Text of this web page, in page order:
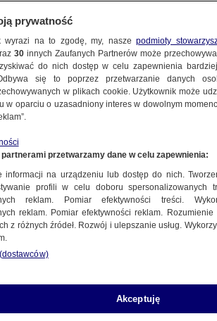
walki z dżihadystami
dodatkowych 600 żołnierzy w
weźmie udział w operacji
dżihadystycznym
prywatność
wyrazi na to zgodę, my, naszepodmioty
30 innych Zaufanych Partnerów może
do nich dostęp w celu zapewnienia
się to poprzez przetwarzanie danych
w plikach cookie. Użytkownik może
w oparciu o uzasadniony interes w dowolnym
przetwarzamy dane w celu zapewnienia:
informacji na urządzeniu lub dostęp do nich.
profili w celu doboru spersonalizowanych
reklam. Pomiar efektywności treści.
reklam. Pomiar efektywności reklam.
z różnych źródeł. Rozwój i ulepszanie usług.
Akceptuję